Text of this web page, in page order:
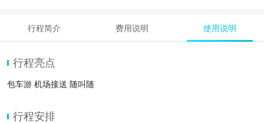
行程简介 费用说明 使用说明
行程亮点
包车游 机场接送 随叫随
行程安排